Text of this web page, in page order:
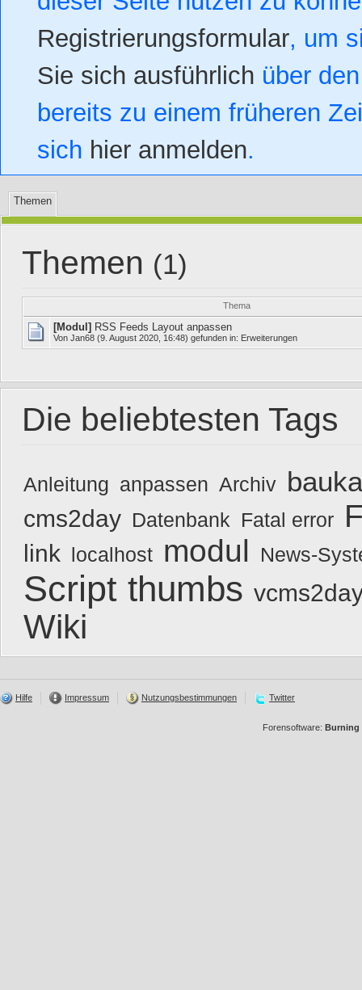
Registrierungsformular, um
Sie sich ausführlich über
bereits zu einem früheren
sich hier anmelden.
Themen
Themen (1)
Thema
[Modul] RSS Feeds Layout anpassen
Von Jan68 (9. August 2020, 16:48) gefunden in: Erweiterungen
Die beliebtesten Tags
Anleitung anpassen Archiv
cms2day Datenbank Fatal error
link localhost modul News-
Script thumbs
Wiki
Hilfe Impressum Nutzungsbestimmungen Twitter
Forensoftware: Burning